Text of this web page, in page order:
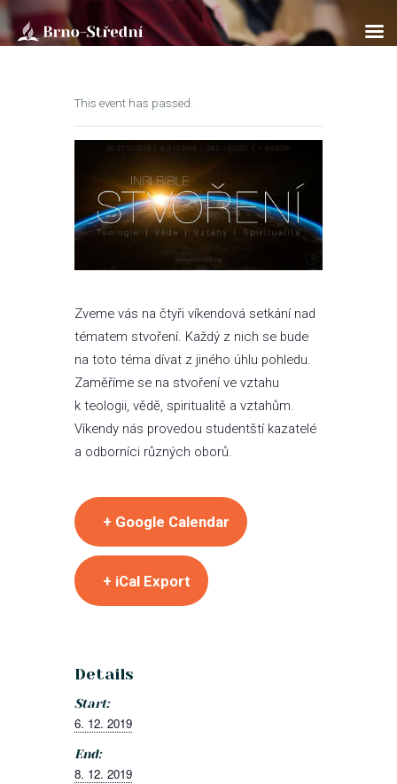
ÚVOD
O NÁS
BOHOSLUŽBY
SOBOTNÍ ŠKOLA
KLUB PATHFINDER
ÚVAHY
FOTOGALERIE
KONTAKTY
EN/UA
This event has passed.
Zveme vás na čtyři víkendová setkání nad
tématem stvoření. Každý z nich se bude
na toto téma dívat z jiného úhlu pohledu.
Zaměříme se na stvoření ve vztahu
k teologii, vědě, spiritualitě a vztahům.
Víkendy nás provedou studentští kazatelé
a odborníci různých oborů.
+ Google Calendar
+ iCal Export
Details
Start:
6. 12. 2019
End:
8. 12. 2019